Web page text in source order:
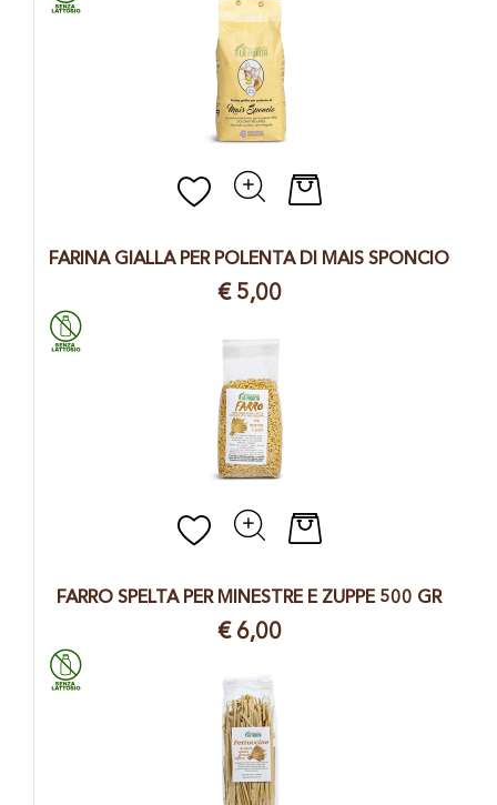
Quantità
FARINA GIALLA PER POLENTA DI MAIS SPONCIO
€ 5,00
Quantità
FARRO SPELTA PER MINESTRE E ZUPPE 500 GR
€ 6,00